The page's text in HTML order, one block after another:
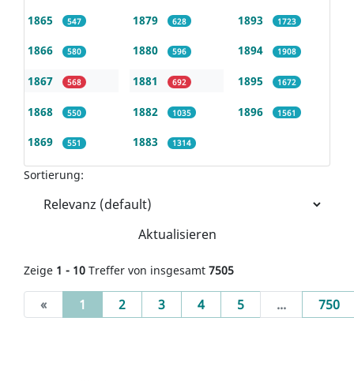
1865 547
1866 580
1867 568
1868 550
1869 551
1879 628
1880 596
1881 692
1882 1035
1883 1314
1893 1723
1894 1908
1895 1672
1896 1561
Sortierung:
Aktualisieren
Zeige 1 - 10 Treffer von insgesamt 7505
« 1 (current)
2 3 4 5 ... 750